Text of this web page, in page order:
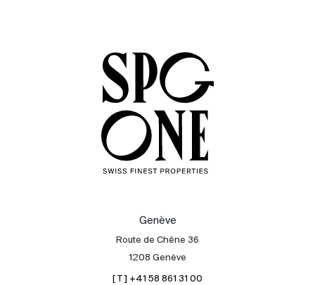
Genève
Route de Chêne 36
1208 Genève
[ T ] +41 58 861 31 00